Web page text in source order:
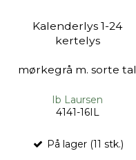
Kalenderlys 1-24
kertelys
mørkegrå m. sorte tal
Ib Laursen
4141-16IL
På lager (11 stk.)